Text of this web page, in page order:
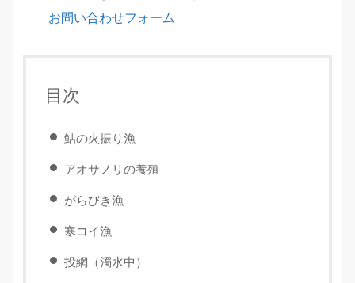
お問い合わせフォーム
目次
鮎の火振り漁
アオサノリの養殖
がらびき漁
寒コイ漁
投網（濁水中）